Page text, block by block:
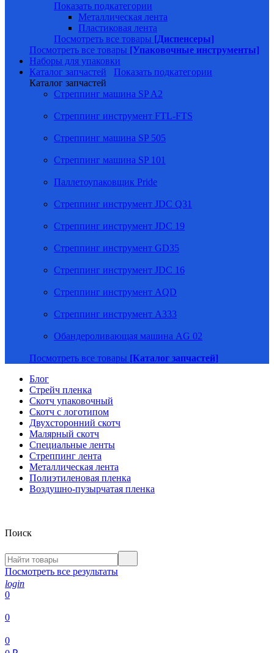
Показать подкатегории
Металлическая лента
Пластиковая лента
Посмотреть все товары [Диспенсеры]
Посмотреть все товары [Упаковочные инструменты]
Наборы для упаковки
Каталог запчастей
Показать подкатегории
Каталог запчастей
Стреппинг машина SP A2
Стреппинг инструмент FTL-FTS
Стреппинг машина SP 505
Стреппинг машина SP 101
Паллетоупаковщик Pride
Стреппинг инструмент JDC Q31
Стреппинг инструмент JDC 19
Стреппинг инструмент GD35
Стреппинг инструмент JDC 16
Стреппинг инструмент AQD
Стреппинг инструмент A333
Обандероливающая машина AG 02
Посмотреть все товары [Каталог запчастей]
Блог
Стрейч пленка
Скотч упаковочный
Скотч с логотипом
Двухсторонний скотч
Малярный скотч
Специальные ленты
Стреппинг лента
Металлическая лента
Полиэтиленовая пленка
Воздушно-пузырчатая пленка
Поиск
Посмотреть все результаты
login
0
0
0